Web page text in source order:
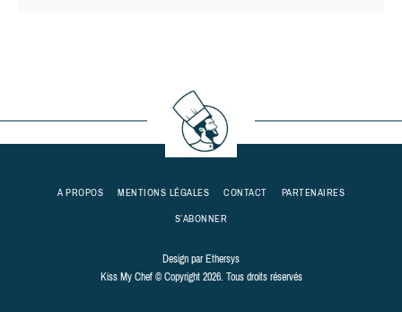
A PROPOS MENTIONS LÉGALES CONTACT
PARTENAIRES
S’ABONNER
Design parEthersys
Kiss My Chef © Copyright 2026. Tous droits réservés